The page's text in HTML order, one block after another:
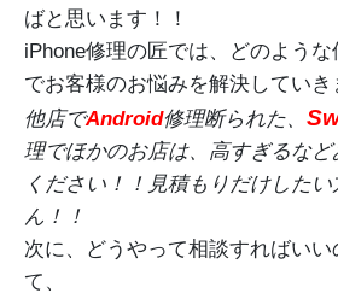
ばと思います！！
iPhone修理の匠では、どのよう
でお客様のお悩みを解決していき
他店でAndroid修理断られた、
理でほかのお店は、高すぎるな
ください！！見積もりだけした
ん！！
次に、どうやって相談すればい
て、